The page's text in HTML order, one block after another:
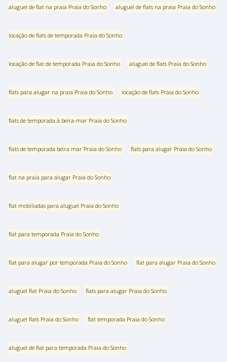
aluguel de flat na praia Praia do Sonho aluguel de flats na praia Praia do Sonho
locação de flats de temporada Praia do Sonho
locação de flat de temporada Praia do Sonho aluguel de flats Praia do Sonho
flats para alugar na praia Praia do Sonho locação de flats Praia do Sonho
flats de temporada à beira-mar Praia do Sonho
flats de temporada beira mar Praia do Sonho flats para alugar Praia do Sonho
flat na praia para alugar Praia do Sonho
flat mobiliadas para aluguel Praia do Sonho
flat para temporada Praia do Sonho
flat para alugar por temporada Praia do Sonho flat para alugar Praia do Sonho
aluguel flat Praia do Sonho flats para alugar Praia do Sonho
aluguel flats Praia do Sonho flat temporada Praia do Sonho
aluguel de flat para temporada Praia do Sonho